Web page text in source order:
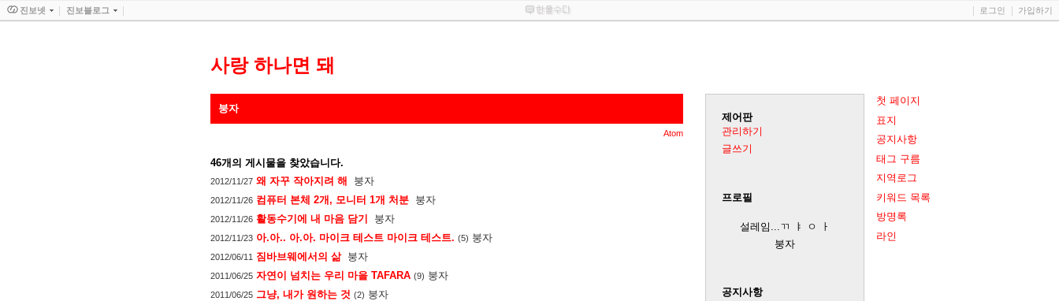
사랑 하나면 돼
첫 페이지
표지
공지사항
태그 구름
지역로그
키워드 목록
방명록
라인
붕자
Atom
46개의 게시물을 찾았습니다.
2012/11/27 왜 자꾸 작아지려 해 붕자
2012/11/26 컴퓨터 본체 2개, 모니터 1개 처분 붕자
2012/11/26 활동수기에 내 마음 담기 붕자
2012/11/23 아.아.. 아.아. 마이크 테스트 마이크 테스트. (5) 붕자
2012/06/11 짐바브웨에서의 삶 붕자
2011/06/25 자연이 넘치는 우리 마을 TAFARA (9) 붕자
2011/06/25 그냥, 내가 원하는 것 (2) 붕자
제어판
관리하기
글쓰기
프로필
설레임...ㄲ ㅑ ㅇ ㅏ
붕자
공지사항
진보넷 진보블로그 로그인 가입하기